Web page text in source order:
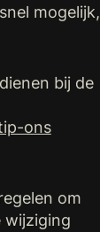
mogelijk,
bij de
ons
om
wijziging